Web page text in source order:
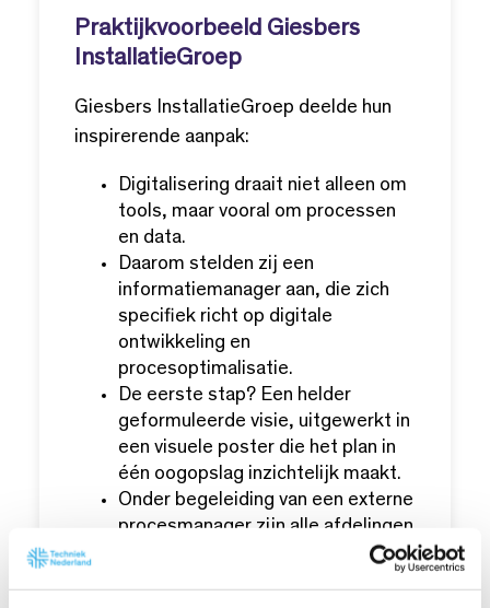
Praktijkvoorbeeld Giesbers
InstallatieGroep
Giesbers InstallatieGroep deelde hun
inspirerende aanpak:
Digitalisering draait niet alleen om
tools, maar vooral om processen
en data.
Daarom stelden zij een
informatiemanager aan, die zich
specifiek richt op digitale
ontwikkeling en
procesoptimalisatie.
De eerste stap? Een helder
geformuleerde visie, uitgewerkt in
een visuele poster die het plan in
één oogopslag inzichtelijk maakt.
Onder begeleiding van een externe
procesmanager zijn alle afdelingen
betrokken via interactieve post-it-